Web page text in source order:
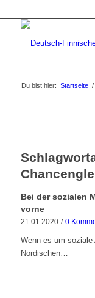
Du bist hier: Startseite /
Bei der sozialen
vorne
21.01.2020 / 0
Wenn es um
Nordischen…